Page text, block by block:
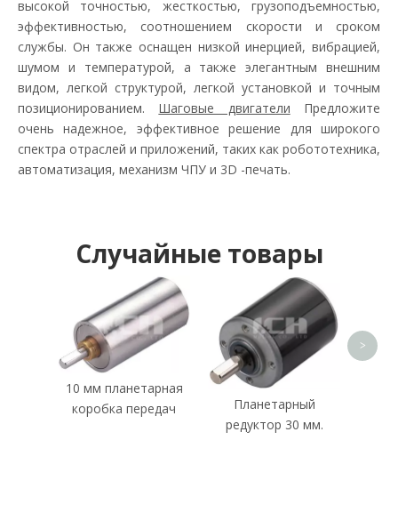
высокой точностью, жесткостью, грузоподъемностью,
эффективностью, соотношением скорости и сроком
службы. Он также оснащен низкой инерцией, вибрацией,
шумом и температурой, а также элегантным внешним
видом, легкой структурой, легкой установкой и точным
позиционированием. Шаговые двигатели Предложите
очень надежное, эффективное решение для широкого
спектра отраслей и приложений, таких как робототехника,
автоматизация, механизм ЧПУ и 3D -печать.
Случайные товары
10 мм планетарная
коробка передач
Планетарный
редуктор 30 мм.
мм,
>